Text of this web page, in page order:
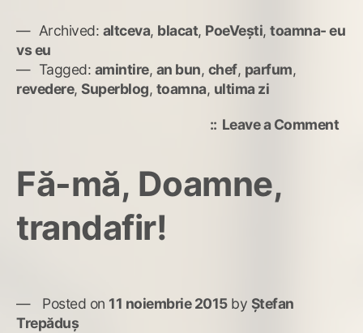
Archived: altceva, blacat, PoeVești, toamna- eu
vs eu
Tagged: amintire, an bun, chef, parfum,
revedere, Superblog, toamna, ultima zi
Leave a Commenton
Fă-mă, Doamne,
trandafir!
Posted on 11 noiembrie 2015by Ștefan
Trepăduș